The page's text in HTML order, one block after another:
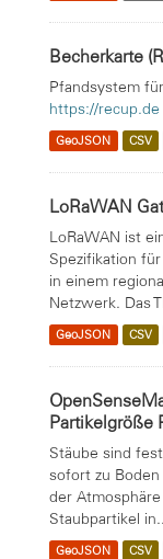
Becherkarte
Pfandsystem
https://recup.de
GeoJSON CSV
LoRaWAN
LoRaWAN ist
Spezifikation
in einem
Netzwerk. Das
GeoJSON CSV
Partikelgröße
Stäube sind
sofort zu
der
Staubpartikel
GeoJSON CSV